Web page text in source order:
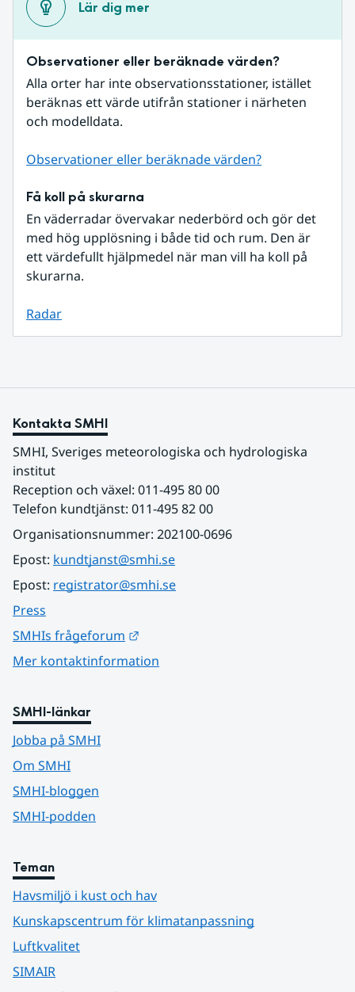
Lär dig mer
Observationer eller beräknade värden?
Alla orter har inte observationsstationer, istället
beräknas ett värde utifrån stationer i närheten
och modelldata.
Observationer eller beräknade värden?
Få koll på skurarna
En väderradar övervakar nederbörd och gör det
med hög upplösning i både tid och rum. Den är
ett värdefullt hjälpmedel när man vill ha koll på
skurarna.
Radar
Kontakta SMHI
SMHI, Sveriges meteorologiska och hydrologiska
institut
Reception och växel: 011-495 80 00
Telefon kundtjänst: 011-495 82 00
Organisationsnummer: 202100-0696
Epost: kundtjanst@smhi.se
Epost: registrator@smhi.se
Press
SMHIs frågeforum
Mer kontaktinformation
SMHI-länkar
Jobba på SMHI
Om SMHI
SMHI-bloggen
SMHI-podden
Teman
Havsmiljö i kust och hav
Kunskapscentrum för klimatanpassning
Luftkvalitet
SIMAIR